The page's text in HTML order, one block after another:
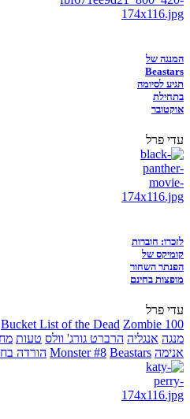
המנגה של
Beastars
תגיע לסיומה
בתחילת
אוקטובר
עדי פרל
לזכרו: חוברות
קומיקס של
הפנתר השחור
מופצות בחינם
עדי פרל
Bucket List of the Dead Zombie 100
מנגה אנגליה הרברט גורג' וולס טעות
אנימה
Monster #8 Beastars הורדה